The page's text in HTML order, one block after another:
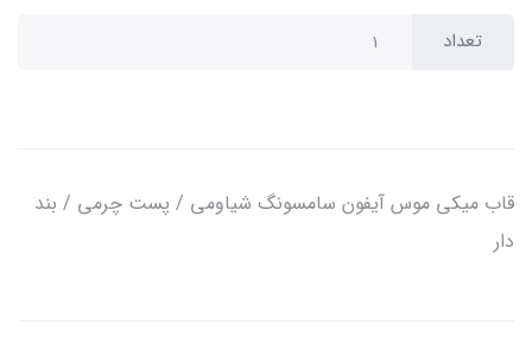
تعداد
قاب میکی موس آیفون سامسونگ شیاومی / پست چرمی / بند
دار